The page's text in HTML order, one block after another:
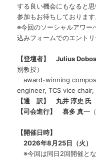
する良い機会にもなると
参加もお待ちしております
※今回のソーシャルアワー
込みフォームでのエントリ
【登壇者】Julius
別教授）
award-winning
engineer, TCS vice chair,
【通 訳】 丸井 淳史 氏
【司会進行】 喜多 真一
【開催日時】
2026年8月25日（火）
※今回は同日2回開催と